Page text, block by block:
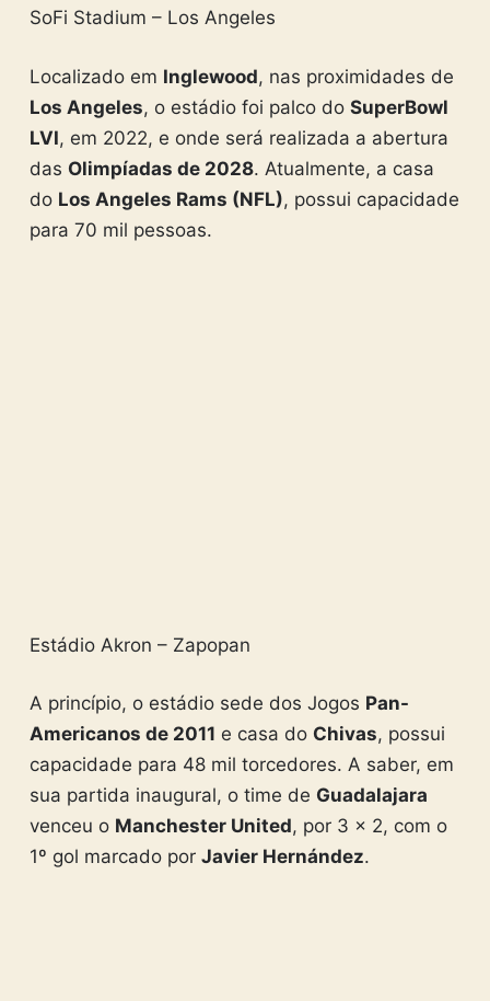
SoFi Stadium – Los Angeles
Localizado em Inglewood, nas proximidades de
Los Angeles, o estádio foi palco do SuperBowl
LVI, em 2022, e onde será realizada a abertura
das Olimpíadas de 2028. Atualmente, a casa
do Los Angeles Rams (NFL), possui capacidade
para 70 mil pessoas.
Estádio Akron – Zapopan
A princípio, o estádio sede dos Jogos Pan-
Americanos de 2011 e casa do Chivas, possui
capacidade para 48 mil torcedores. A saber, em
sua partida inaugural, o time de Guadalajara
venceu o Manchester United, por 3 x 2, com o
1º gol marcado por Javier Hernández.